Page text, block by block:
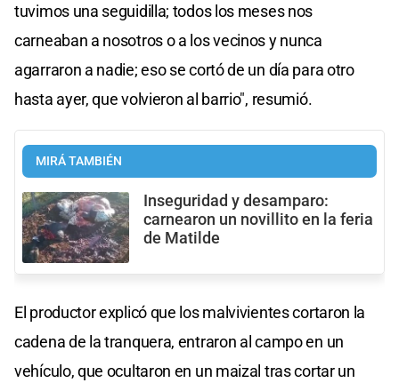
tuvimos una seguidilla; todos los meses nos
carneaban a nosotros o a los vecinos y nunca
agarraron a nadie; eso se cortó de un día para otro
hasta ayer, que volvieron al barrio", resumió.
MIRÁ TAMBIÉN
Inseguridad y desamparo:
carnearon un novillito en la feria
de Matilde
El productor explicó que los malvivientes cortaron la
cadena de la tranquera, entraron al campo en un
vehículo, que ocultaron en un maizal tras cortar un